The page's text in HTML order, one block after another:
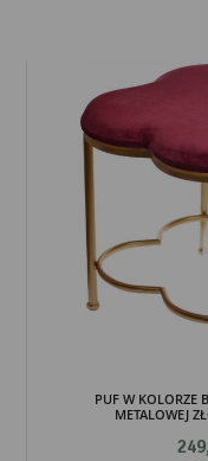
PUF W KOLORZE
METALOWEJ